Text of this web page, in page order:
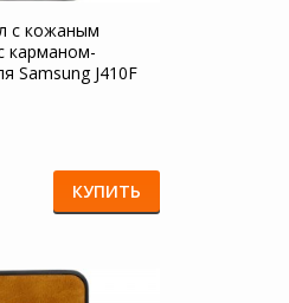
с кожаным
карманом-
Samsung J410F
КУПИТЬ